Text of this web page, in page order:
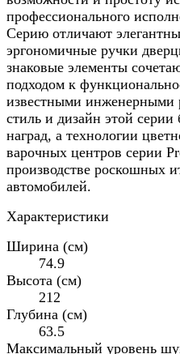
профессионального
Серию отличают
эргономичные ручки
знаковые элементы
подходом к
известными инженерными
стиль и дизайн этой
наград, а технологии
варочных центров серии
производстве роскошных
автомобилей.
Характеристики
Ширина (см)
74.9
Высота (см)
212
Глубина (см)
63.5
Максимальный уровень